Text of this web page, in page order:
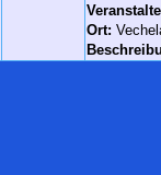
Ort: